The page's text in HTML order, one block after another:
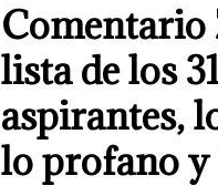
Comentario
lista de los
aspirantes,
lo profano